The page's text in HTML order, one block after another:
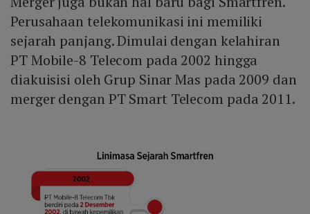
Perusahaan telekomunikasi ini memiliki
sejarah panjang. Dimulai dengan kelahiran
PT Mobile-8 Telecom pada 2002 hingga
diakuisisi oleh Grup Sinar Mas pada 2009 dan
merger dengan PT Smart Telecom pada 2011.